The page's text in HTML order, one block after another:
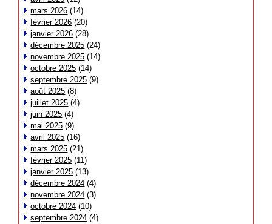
mars 2026 (14)
février 2026 (20)
janvier 2026 (28)
décembre 2025 (24)
novembre 2025 (14)
octobre 2025 (14)
septembre 2025 (9)
août 2025 (8)
juillet 2025 (4)
juin 2025 (4)
mai 2025 (9)
avril 2025 (16)
mars 2025 (21)
février 2025 (11)
janvier 2025 (13)
décembre 2024 (4)
novembre 2024 (3)
octobre 2024 (10)
septembre 2024 (4)